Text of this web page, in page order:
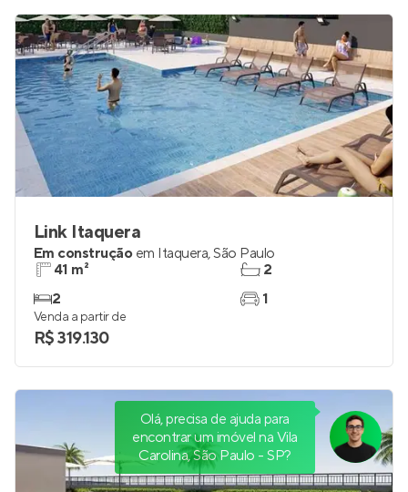
Link Itaquera
Em construção em Itaquera,São Paulo
41 m²
2
2
1
Venda a partir de
R$ 319.130
Olá, precisa de ajuda para
encontrar um imóvel na Vila
Carolina, São Paulo - SP?